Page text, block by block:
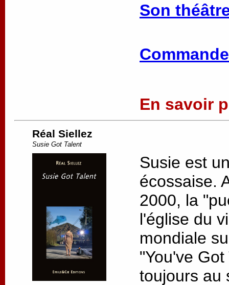
Son
En savoir
Réal Siellez
Susie Got Talent
Susie est
écossaise.
2000, la
l'église du
mondiale
"You've
toujours au